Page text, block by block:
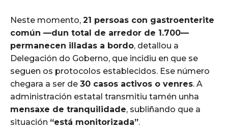
Neste momento, 21 persoas con gastroenterite
común —dun total de arredor de 1.700—
permanecen illadas a bordo, detallou a
Delegación do Goberno, que incidiu en que se
seguen os protocolos establecidos. Ese número
chegara a ser de 30 casos activos o venres. A
administración estatal transmitiu tamén unha
mensaxe de tranquilidade, subliñando que a
situación “está monitorizada”.